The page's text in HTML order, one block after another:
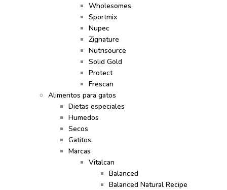
Wholesomes
Sportmix
Nupec
Zignature
Nutrisource
Solid Gold
Protect
Frescan
Alimentos para gatos
Dietas especiales
Humedos
Secos
Gatitos
Marcas
Vitalcan
Balanced
Balanced Natural Recipe